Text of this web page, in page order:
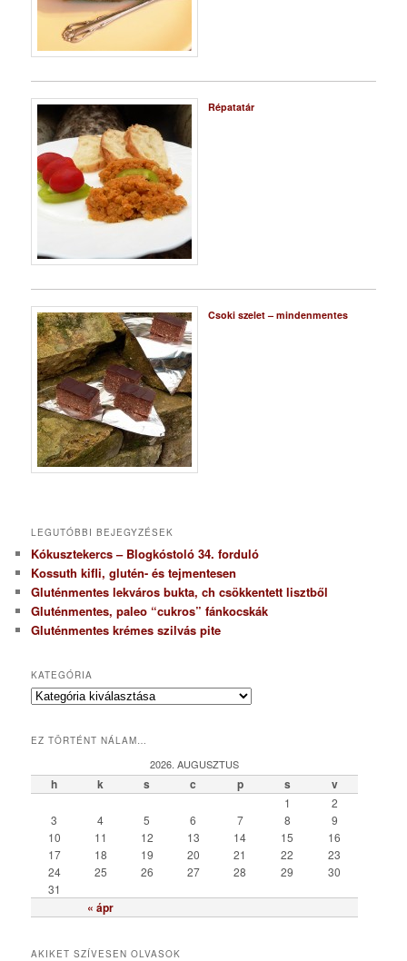
Répatatár
Csoki szelet – mindenmentes
LEGUTÓBBI BEJEGYZÉSEK
Kókusztekercs – Blogkóstoló 34. forduló
Kossuth kifli, glutén- és tejmentesen
Gluténmentes lekváros bukta, ch csökkentett lisztből
Gluténmentes, paleo “cukros” fánkocskák
Gluténmentes krémes szilvás pite
KATEGÓRIA
K
e
r
EZ TÖRTÉNT NÁLAM…
2026. AUGUSZTUS
h k s c p s v
« ápr
1
2
3
4 5 6 7 8
9
10
11 12 13 14 15
16
17
18 19 20 21 22
23
24
25 26 27 28 29
30
31
AKIKET SZÍVESEN OLVASOK